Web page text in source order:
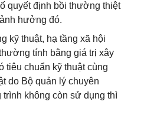
quyết định bồi thường thiệt
hưởng đó.
kỹ thuật, hạ tầng xã hội
tính bằng giá trị xây
tiêu chuẩn kỹ thuật cùng
do Bộ quản lý chuyên
trình không còn sử dụng thì